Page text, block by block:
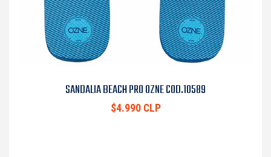
SANDALIA BEACH PRO OZNE COD.10589
$4.990 CLP